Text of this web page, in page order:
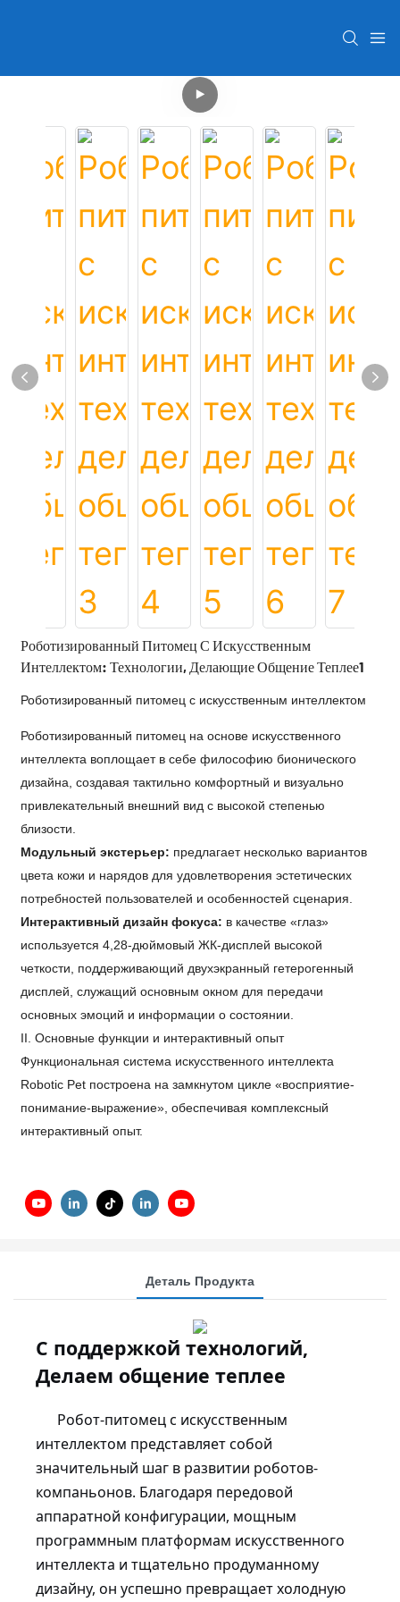
Роботизированный Питомец С Искусственным
Интеллектом: Технологии, Делающие Общение Теплее1
Роботизированный питомец с искусственным интеллектом
Роботизированный питомец на основе искусственного
интеллекта воплощает в себе философию бионического
дизайна, создавая тактильно комфортный и визуально
привлекательный внешний вид с высокой степенью
близости.
Модульный экстерьер: предлагает несколько вариантов
цвета кожи и нарядов для удовлетворения эстетических
потребностей пользователей и особенностей сценария.
Интерактивный дизайн фокуса: в качестве «глаз»
используется 4,28-дюймовый ЖК-дисплей высокой
четкости, поддерживающий двухэкранный гетерогенный
дисплей, служащий основным окном для передачи
основных эмоций и информации о состоянии.
II. Основные функции и интерактивный опыт
Функциональная система искусственного интеллекта
Robotic Pet построена на замкнутом цикле «восприятие-
понимание-выражение», обеспечивая комплексный
интерактивный опыт.
Деталь Продукта
С поддержкой технологий,
Делаем общение теплее
Робот-питомец с искусственным
интеллектом представляет собой
значительный шаг в развитии роботов-
компаньонов. Благодаря передовой
аппаратной конфигурации, мощным
программным платформам искусственного
интеллекта и тщательно продуманному
дизайну, он успешно превращает холодную